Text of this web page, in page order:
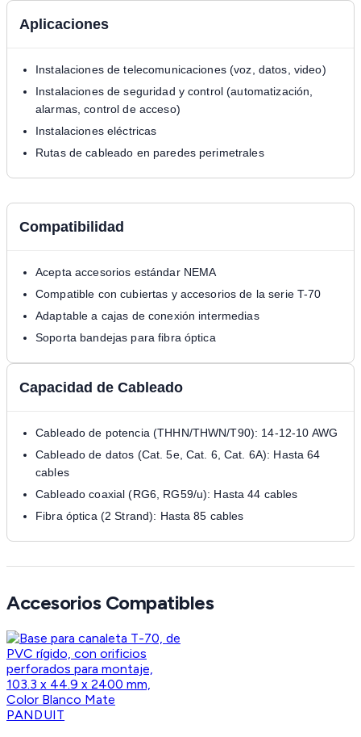
Aplicaciones
Instalaciones de telecomunicaciones (voz, datos, video)
Instalaciones de seguridad y control (automatización,
alarmas, control de acceso)
Instalaciones eléctricas
Rutas de cableado en paredes perimetrales
Compatibilidad
Acepta accesorios estándar NEMA
Compatible con cubiertas y accesorios de la serie T-70
Adaptable a cajas de conexión intermedias
Soporta bandejas para fibra óptica
Capacidad de Cableado
Cableado de potencia (THHN/THWN/T90): 14-12-10 AWG
Cableado de datos (Cat. 5e, Cat. 6, Cat. 6A): Hasta 64
cables
Cableado coaxial (RG6, RG59/u): Hasta 44 cables
Fibra óptica (2 Strand): Hasta 85 cables
Accesorios Compatibles
PANDUIT